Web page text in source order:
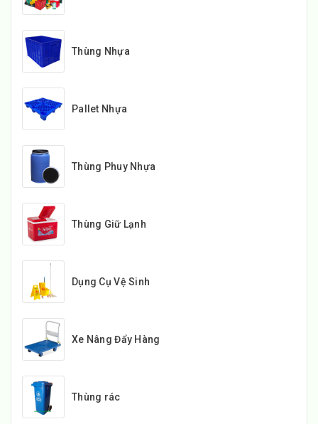
Thùng Nhựa
Pallet Nhựa
Thùng Phuy Nhựa
Thùng Giữ Lạnh
Dụng Cụ Vệ Sinh
Xe Nâng Đẩy Hàng
Thùng rác